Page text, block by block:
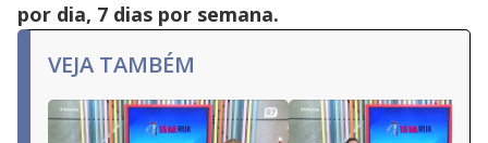
por dia, 7 dias por semana.
VEJA TAMBÉM